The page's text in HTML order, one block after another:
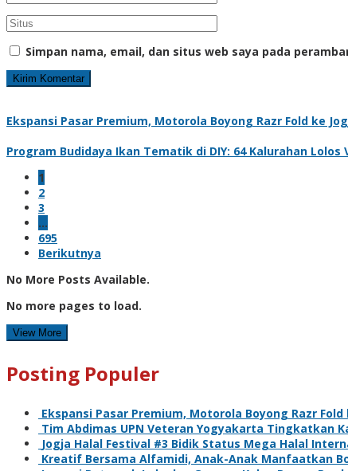
Simpan nama, email, dan situs web saya pada
Ekspansi Pasar Premium, Motorola Boyong Razr Fold ke
Program Budidaya Ikan Tematik di DIY: 64 Kalurahan
1
2
3
…
695
Berikutnya
No More Posts Available.
No more pages to load.
View More
Posting Populer
Ekspansi Pasar Premium, Motorola Boyong Razr Fold
Tim Abdimas UPN Veteran Yogyakarta Tingkatkan
Jogja Halal Festival #3 Bidik Status Mega Halal
Kreatif Bersama Alfamidi, Anak-Anak Manfaatkan